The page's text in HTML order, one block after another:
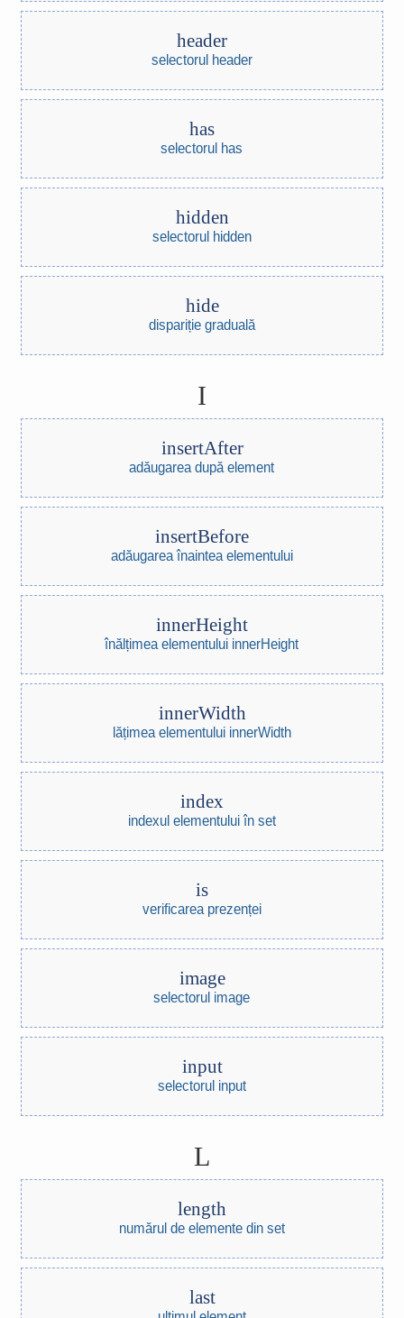
header
selectorul header
has
selectorul has
hidden
selectorul hidden
hide
dispariție graduală
I
insertAfter
adăugarea după element
insertBefore
adăugarea înaintea elementului
innerHeight
înălțimea elementului innerHeight
innerWidth
lățimea elementului innerWidth
index
indexul elementului în set
is
verificarea prezenței
image
selectorul image
input
selectorul input
L
length
numărul de elemente din set
last